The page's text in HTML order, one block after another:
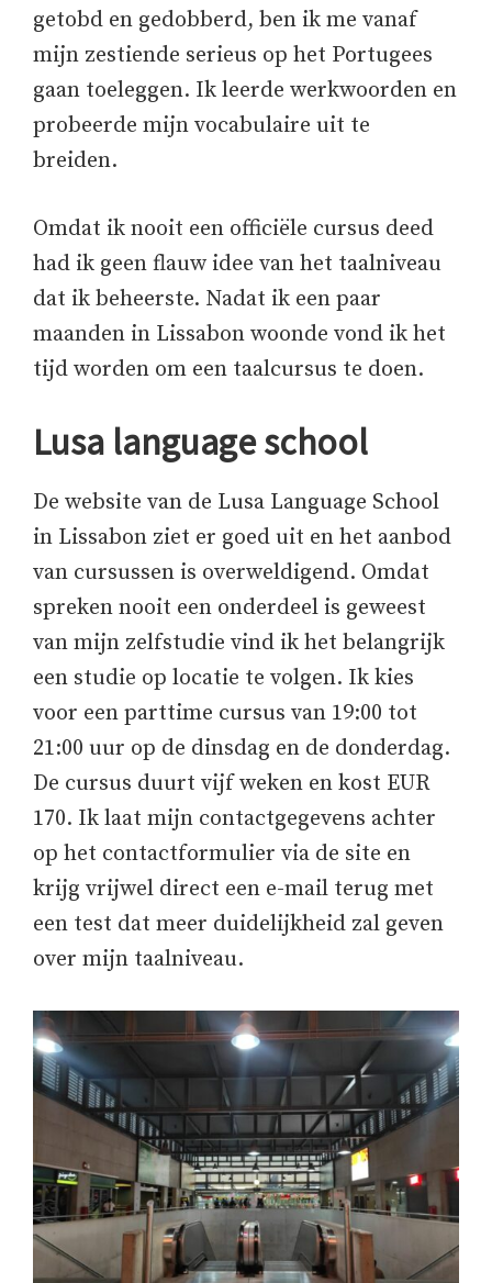
getobd en gedobberd, ben ik me vanaf
mijn zestiende serieus op het Portugees
gaan toeleggen. Ik leerde werkwoorden en
probeerde mijn vocabulaire uit te
breiden.
Omdat ik nooit een officiële cursus deed
had ik geen flauw idee van het taalniveau
dat ik beheerste. Nadat ik een paar
maanden in Lissabon woonde vond ik het
tijd worden om een taalcursus te doen.
Lusa language school
De website van de Lusa Language School
in Lissabon ziet er goed uit en het aanbod
van cursussen is overweldigend. Omdat
spreken nooit een onderdeel is geweest
van mijn zelfstudie vind ik het belangrijk
een studie op locatie te volgen. Ik kies
voor een parttime cursus van 19:00 tot
21:00 uur op de dinsdag en de donderdag.
De cursus duurt vijf weken en kost EUR
170. Ik laat mijn contactgegevens achter
op het contactformulier via de site en
krijg vrijwel direct een e-mail terug met
een test dat meer duidelijkheid zal geven
over mijn taalniveau.